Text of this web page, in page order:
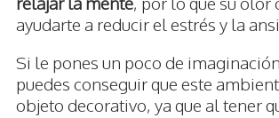
ayudarte a reducir el estrés y la
Si le pones un poco de
puedes conseguir que este
objeto decorativo, ya que al tener